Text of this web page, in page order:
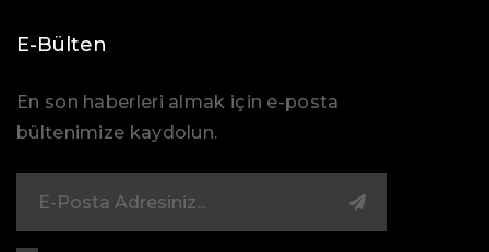
E-Bülten
En son haberleri almak için e-posta
bültenimize kaydolun.